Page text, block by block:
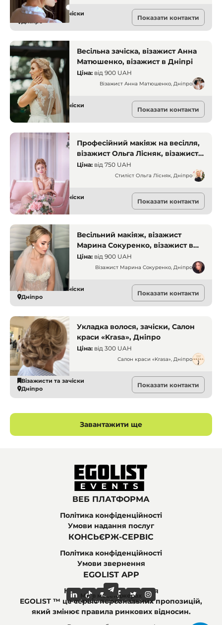
Візажисти та зачіски
Дніпро
Показати контакти
Весільна зачіска, візажист Анна
Матюшенко, візажист в Дніпрі
Ціна: від 900 UAH
Візажист Анна Матюшенко, Дніпро
Візажисти та зачіски
Дніпро
Показати контакти
Професійний макіяж на весілля,
візажист Ольга Лісняк, візажист в
Дніпрі
Ціна: від 750 UAH
Стиліст Ольга Лісняк, Дніпро
Візажисти та зачіски
Дніпро
Показати контакти
Весільний макіяж, візажист
Марина Сокуренко, візажист в
Дніпрі
Ціна: від 900 UAH
Візажист Марина Сокуренко, Дніпро
Візажисти та зачіски
Дніпро
Показати контакти
Укладка волося, зачіски, Салон
краси «Krasa», Дніпро
Ціна: від 300 UAH
Салон краси «Krasa», Дніпро
Візажисти та зачіски
Дніпро
Показати контакти
Завантажити ще
ВЕБ ПЛАТФОРМА
Політика конфіденційності
Умови надання послуг
КОНСЬЄРЖ-СЕРВІС
Політика конфіденційності
Умови звернення
EGOLIST APP
Найпоширеніші питання
Ми в соціальних мережах
Ми в месенджерах
EGOLIST ™ це сервіс персональних пропозицій,
який змінює правила ринкових відносин.